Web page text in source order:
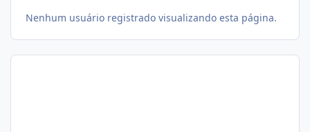
Nenhum usuário registrado visualizando esta página.